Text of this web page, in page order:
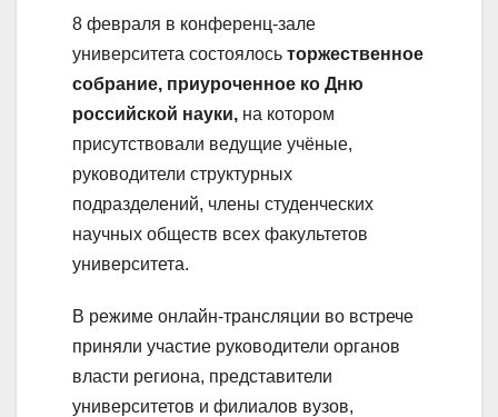
8 февраля в конференц-зале
университета состоялось торжественное
собрание, приуроченное ко Дню
российской науки, на котором
присутствовали ведущие учёные,
руководители структурных
подразделений, члены студенческих
научных обществ всех факультетов
университета.
В режиме онлайн-трансляции во встрече
приняли участие руководители органов
власти региона, представители
университетов и филиалов вузов,